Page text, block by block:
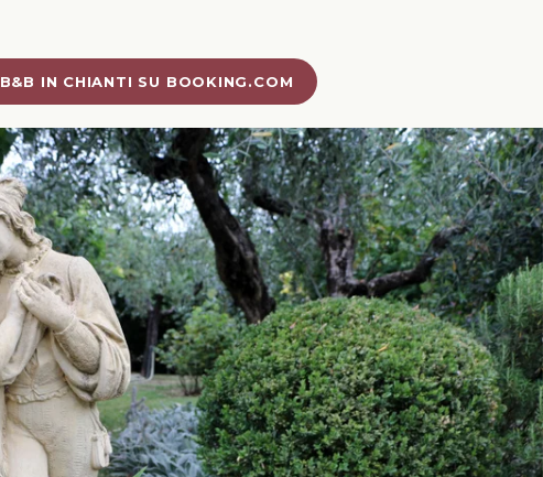
B&B IN CHIANTI SU BOOKING.COM